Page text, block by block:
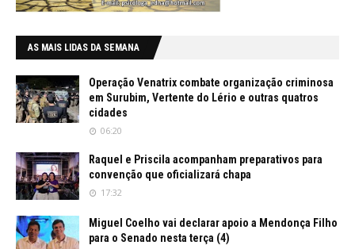
AS MAIS LIDAS DA SEMANA
Operação Venatrix combate organização criminosa
em Surubim, Vertente do Lério e outras quatros
cidades
06:20
Raquel e Priscila acompanham preparativos para
convenção que oficializará chapa
17:32
Miguel Coelho vai declarar apoio a Mendonça Filho
para o Senado nesta terça (4)